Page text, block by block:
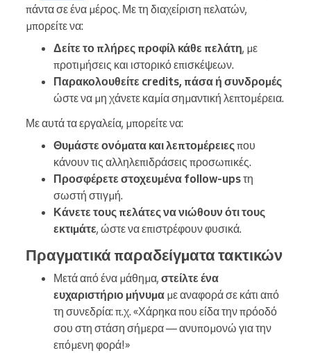
πάντα σε ένα μέρος. Με τη διαχείριση πελατών,
μπορείτε να:
Δείτε το πλήρες προφίλ κάθε πελάτη, με
προτιμήσεις και ιστορικό επισκέψεων.
Παρακολουθείτε credits, πάσα ή συνδρομές
ώστε να μη χάνετε καμία σημαντική λεπτομέρεια.
Με αυτά τα εργαλεία, μπορείτε να:
Θυμάστε ονόματα και λεπτομέρειεςπου
κάνουν τις αλληλεπιδράσεις προσωπικές.
Προσφέρετε στοχευμένα follow-upsτη
σωστή στιγμή.
Κάνετε τους πελάτες να νιώθουν ότι τους
εκτιμάτε, ώστε να επιστρέφουν φυσικά.
Πραγματικά παραδείγματα τακτικών
Μετά από ένα μάθημα, στείλτε ένα
ευχαριστήριο μήνυμα με αναφορά σε κάτι από
τη συνεδρία: π.χ. «Χάρηκα που είδα την πρόοδό
σου στη στάση σήμερα — ανυπομονώ για την
επόμενη φορά!»